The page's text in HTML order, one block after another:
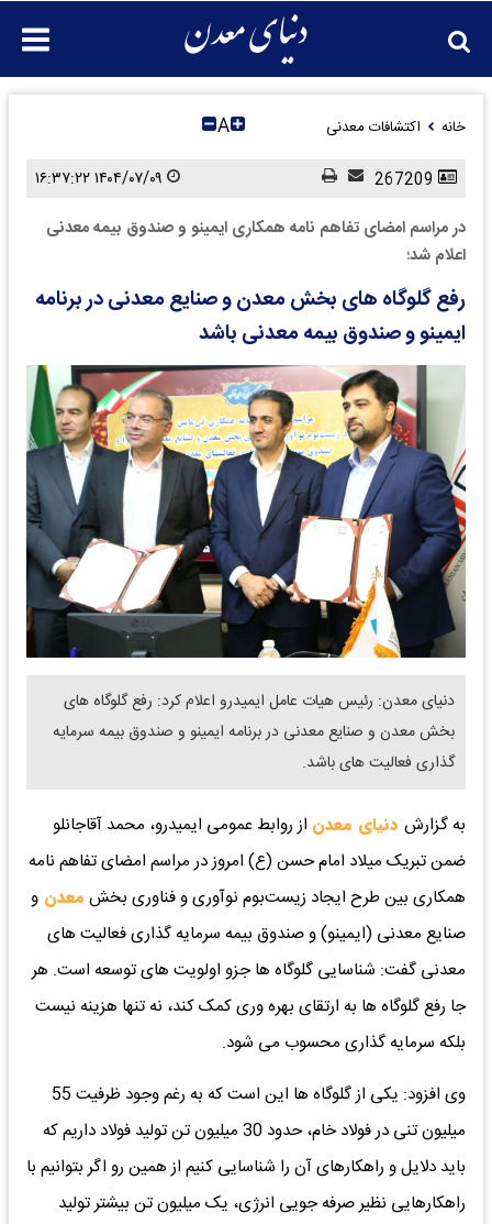
خانه اکتشافات معدنی A
در مراسم امضای تفاهم نامه همکاری ایمینو و صندوق بیمه معدنی
اعلام شد؛
رفع گلوگاه های بخش معدن و صنایع معدنی در برنامه
ایمینو و صندوق بیمه معدنی باشد
دنیای معدن: رئیس هیات عامل ایمیدرو اعلام کرد: رفع گلوگاه های
بخش معدن و صنایع معدنی در برنامه ایمینو و صندوق بیمه سرمایه
گذاری فعالیت های باشد.
به گزارش دنیای معدن از روابط عمومی ایمیدرو، محمد آقاجانلو
ضمن تبریک میلاد امام حسن (ع) امروز در مراسم امضای تفاهم نامه
همکاری بین طرح ایجاد زیست‌بوم نوآوری و فناوری بخش معدن و
صنایع معدنی (ایمینو) و صندوق بیمه سرمایه گذاری فعالیت های
معدنی گفت: شناسایی گلوگاه ها جزو اولویت های توسعه است. هر
جا رفع گلوگاه ها به ارتقای بهره وری کمک کند، نه تنها هزینه نیست
بلکه سرمایه گذاری محسوب می شود.
وی افزود: یکی از گلوگاه ها این است که به رغم وجود ظرفیت 55
میلیون تنی در فولاد خام، حدود 30 میلیون تن تولید فولاد داریم که
باید دلایل و راهکارهای آن را شناسایی کنیم از همین رو اگر بتوانیم با
راهکارهایی نظیر صرفه جویی انرژی، یک میلیون تن بیشتر تولید